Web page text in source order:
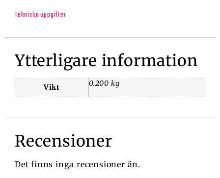
Tekniska uppgifter
Ytterligare information
Vikt 0.200 kg
Recensioner
Det finns inga recensioner än.